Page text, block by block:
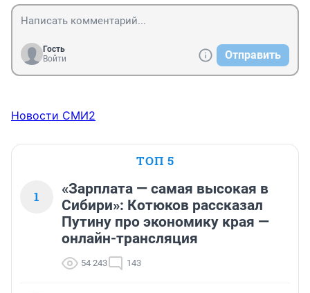
Гость
Войти
Отправить
Новости СМИ2
ТОП 5
1
«Зарплата — самая высокая в
Сибири»: Котюков рассказал
Путину про экономику края —
онлайн-трансляция
54 243 143